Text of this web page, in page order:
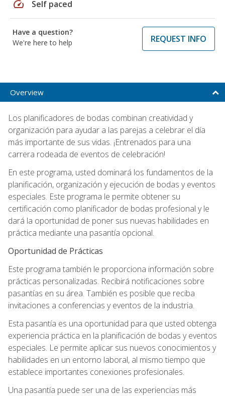
speed Self paced
Have a question?
We're here to help
REQUEST INFO
Overview
Los planificadores de bodas combinan creatividad y
organización para ayudar a las parejas a celebrar el día
más importante de sus vidas. ¡Entrenados para una
carrera rodeada de eventos de celebración!
En este programa, usted dominará los fundamentos de la
planificación, organización y ejecución de bodas y eventos
especiales. Este programa le permite obtener su
certificación como planificador de bodas profesional y le
dará la oportunidad de poner sus nuevas habilidades en
práctica mediante una pasantía opcional.
Oportunidad de Prácticas
Este programa también le proporciona información sobre
prácticas personalizadas. Recibirá notificaciones sobre
pasantías en su área. También es posible que reciba
invitaciones a conferencias y eventos de la industria.
Esta pasantía es una oportunidad para que usted obtenga
experiencia práctica en la planificación de bodas y eventos
especiales. Le permite aplicar sus nuevos conocimientos y
habilidades en un entorno laboral, al mismo tiempo que
establece importantes conexiones profesionales.
Una pasantía puede ser una de las experiencias más